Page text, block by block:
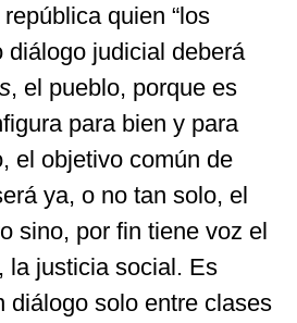
quien “los
diálogo judicial deberá
, el pueblo, porque es
para bien y para
el objetivo común de
ya, o no tan solo, el
sino, por fin tiene voz el
la justicia social. Es
diálogo solo entre clases